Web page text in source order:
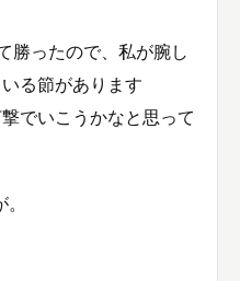
勝ったので、私が腕し
る節があります
でいこうかなと思って